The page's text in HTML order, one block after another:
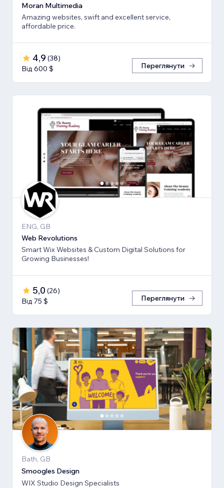
Moran Multimedia
Amazing websites, swift and excellent service,
affordable price.
4,9 (38)
Від 600 $
Переглянути
ENG, GB
Web Revolutions
Smart Wix Websites & Custom Digital Solutions for
Growing Businesses!
5,0 (26)
Від 75 $
Переглянути
Bath, GB
Smoogles Design
WIX Studio Design Specialists